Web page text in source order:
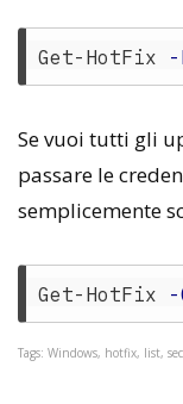
Get-HotFix
Se vuoi tutti gli
passare le
semplicemente
Get-HotFix -
Tags: Windows, hotfix, list,